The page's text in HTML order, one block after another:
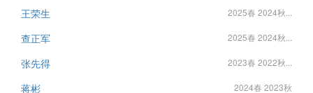
王荣生 2025春 2024秋...
查正军 2025春 2024秋...
张先得 2023春 2022秋...
蒋彬 2024春 2023秋